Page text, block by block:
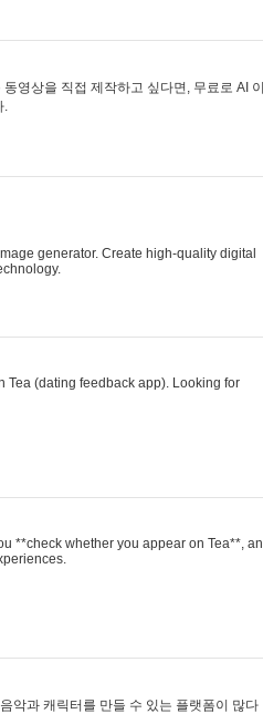
영상을 직접 제작하고 싶다면, 무료로 AI 이
.
generator. Create high-quality digital
(dating feedback app). Looking for
**check whether you appear on Tea**, an
악과 캐릭터를 만들 수 있는 플랫폼이 많다